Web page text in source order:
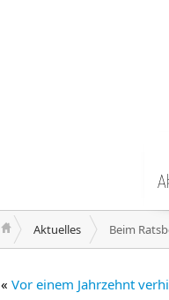
Aktuelles Beim
« Vor einem Jahrzehnt